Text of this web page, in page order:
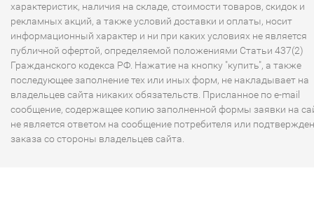
характеристик, наличия на складе, стоимости товаров, скидок и
рекламных акций, а также условий доставки и оплаты, носит
информационный характер и ни при каких условиях не является
публичной офертой, определяемой положениями Статьи 437(2)
Гражданского кодекса РФ. Нажатие на кнопку "купить", а также
последующее заполнение тех или иных форм, не накладывает на
владельцев сайта никаких обязательств. Присланное по e-mail
сообщение, содержащее копию заполненной формы заявки на
не является ответом на сообщение потребителя или
заказа со стороны владельцев сайта.